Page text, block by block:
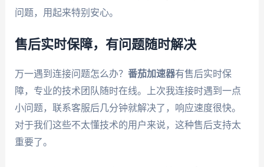
问题，用起来特别安心。
售后实时保障，有问题随时解决
万一遇到连接问题怎么办？ 番茄加速器有售后实时保
障，专业的技术团队随时在线。上次我连接时遇到一点
小问题，联系客服后几分钟就解决了，响应速度很快。
对于我们这些不太懂技术的用户来说，这种售后支持太
重要了。